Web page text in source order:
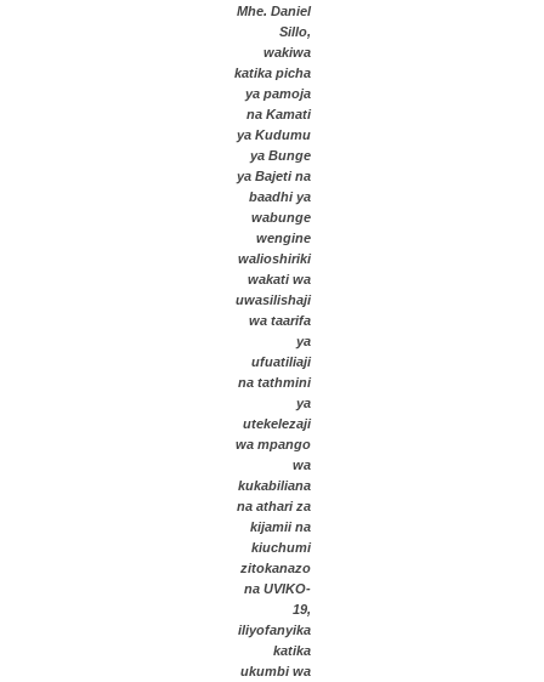
Mhe. Daniel
Sillo,
wakiwa
katika picha
ya pamoja
na Kamati
ya Kudumu
ya Bunge
ya Bajeti na
baadhi ya
wabunge
wengine
walioshiriki
wakati wa
uwasilishaji
wa taarifa
ya
ufuatiliaji
na tathmini
ya
utekelezaji
wa mpango
wa
kukabiliana
na athari za
kijamii na
kiuchumi
zitokanazo
na UVIKO-
19,
iliyofanyika
katika
ukumbi wa